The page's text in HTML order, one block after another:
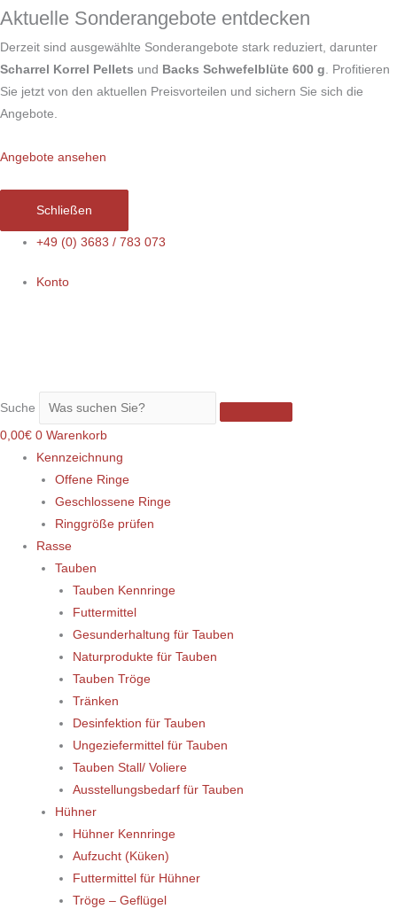
Aktuelle Sonderangebote entdecken
Derzeit sind ausgewählte Sonderangebote stark reduziert, darunter
Scharrel Korrel Pellets und Backs Schwefelblüte 600 g. Profitieren
Sie jetzt von den aktuellen Preisvorteilen und sichern Sie sich die
Angebote.
Angebote ansehen
Schließen
Zum
springen
+49 (0) 3683 / 783 073
Konto
Suche
0,00€ 0 Warenkorb
Kennzeichnung
Offene Ringe
Geschlossene Ringe
Ringgröße prüfen
Rasse
Tauben
Tauben Kennringe
Futtermittel
Gesunderhaltung für Tauben
Naturprodukte für Tauben
Tauben Tröge
Tränken
Desinfektion für Tauben
Ungeziefermittel für Tauben
Tauben Stall/ Voliere
Ausstellungsbedarf für Tauben
Hühner
Hühner Kennringe
Aufzucht (Küken)
Futtermittel für Hühner
Tröge – Geflügel